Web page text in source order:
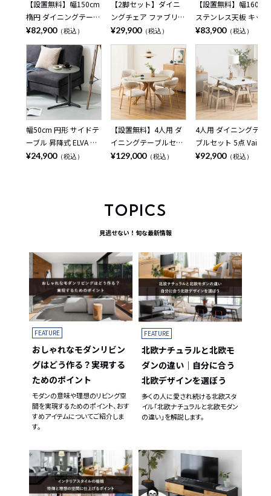
【設置無料】幅150cm
楕円 ダイニングテーブ
ル オーバルテーブル 4
人掛け ALT 木目 大理石
調 ウッディモダン テ
ーブル 4人 食卓テーブ
ル おしゃれ ブラウン
ナチュラル
¥82,900（税込）
幅50cm 円形 サイドテ
ーブル 昇降式 ELVA セ
ラミック天板 石目調
¥24,900（税込）
【2脚セット】ダイニ
ングチェア ファブリッ
ク STONEA 布張り ス
チール脚 肘なし チェ
アー モダン 椅子 リビ
ングチェア 食卓椅子
おしゃれ ベージュ ブ
ラウン グレー
¥29,900（税込）
【設置無料】4人用 ダ
イニングテーブルセッ
ト 円形 5点 LENAS モ
おしゃれ (幅110cm 食
卓テーブル×1 食卓椅
子×4)
¥129,000（税込）
【設置無料】幅160cm
ステンレス天板 キッチ
ンカウンター MIRENIA
引き出し 収納 作業台
キッチン棚 ゴミ箱上収
納 レンジ台 シンプル
モダン 食器棚 おしゃ
れ 黒 ブラック グレー
日本製 完成品
¥83,900（税込）
4人用 ダイニングテー
ブルセット 5点 Vais メ
ラミン テーブル 北欧
¥92,900（税込）
TOPICS
見逃せない！旬な最新情報
FEATURE
おしゃれなモダンリビン
グはどう作る？実現する
ためのポイント
モダンの意味や理想のリビング空
間を実現するためのポイント、おす
すめアイテムについてご紹介しま
す。
FEATURE
北欧ナチュラルと北欧モ
ダンの違い｜自分に合う
北欧デザインを選ぼう
多くの人に愛され続ける北欧スタ
イル「北欧ナチュラルと北欧モダン
の違い」を解説します。